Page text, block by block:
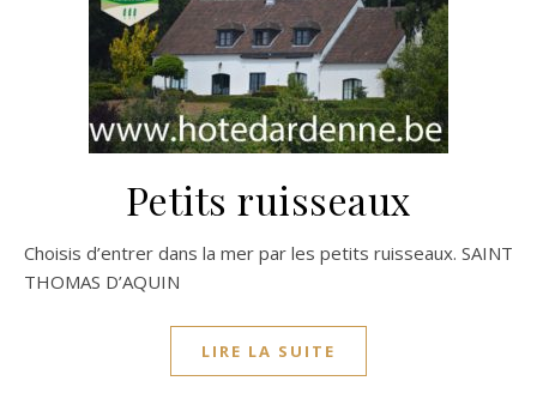
Petits ruisseaux
Choisis d’entrer dans la mer par les petits ruisseaux. SAINT
THOMAS D’AQUIN
LIRE LA SUITE